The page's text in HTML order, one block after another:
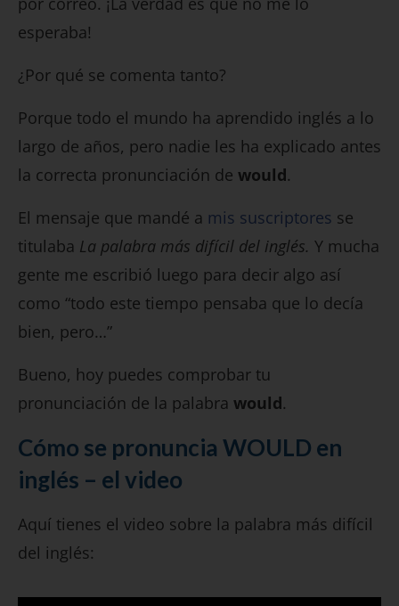
esperaba!
¿Por qué se comenta tanto?
Porque todo el mundo ha aprendido inglés a lo
largo de años, pero nadie les ha explicado antes
la correcta pronunciación de would.
El mensaje que mandé a mis suscriptores se
titulaba La palabra más difícil del inglés. Y mucha
gente me escribió luego para decir algo así
como “todo este tiempo pensaba que lo decía
bien, pero…”
Bueno, hoy puedes comprobar tu
pronunciación de la palabra would.
Cómo se pronuncia WOULD en
inglés – el video
Aquí tienes el video sobre la palabra más difícil
del inglés: